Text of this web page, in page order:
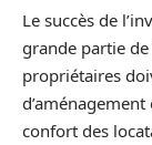
Le succès de
grande partie de
propriétaires
confort des